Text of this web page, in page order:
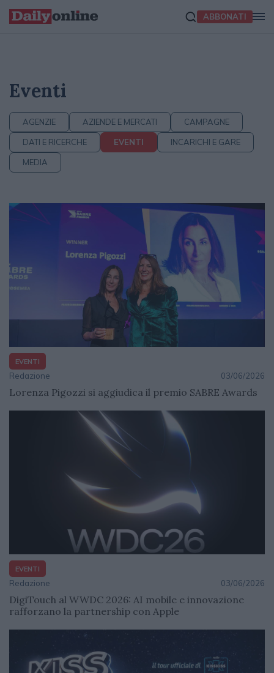
ABBONATI
Eventi
AGENZIE AZIENDE E MERCATI CAMPAGNE
DATI E RICERCHE EVENTI INCARICHI E GARE
MEDIA
EVENTI
Redazione 03/06/2026
Lorenza Pigozzi si aggiudica il premio SABRE Awards
EVENTI
Redazione 03/06/2026
DigiTouch al WWDC 2026: AI mobile e innovazione
rafforzano la partnership con Apple